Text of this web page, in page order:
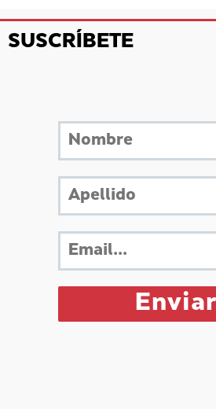
SUSCRÍBETE